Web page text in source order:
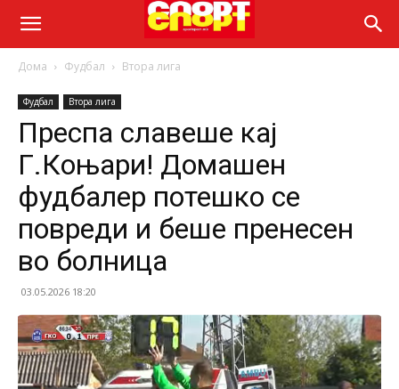
Дома Фудбал Втора лига
Фудбал Втора лига
Преспа славеше кај
Г.Коњари! Домашен
фудбалер потешко се
повреди и беше пренесен
во болница
03.05.2026 18:20